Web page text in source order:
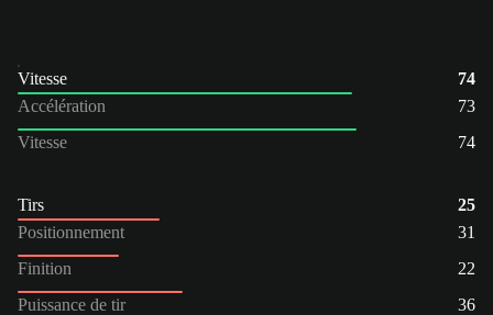
Vitesse
74
Accélération
73
Vitesse
74
Tirs
25
Positionnement
31
Finition
22
Puissance de tir
36